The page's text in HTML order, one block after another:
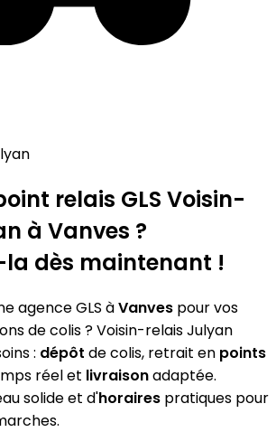
Voisin-relais Julyan
relais GLS Voisin-
à Vanves ?
dès maintenant !
agence GLS àVanves pour vos
de colis ? Voisin-relais Julyan
: dépôt de colis, retrait en points
réel et livraisonadaptée.
solide et d'horaires pratiques pour